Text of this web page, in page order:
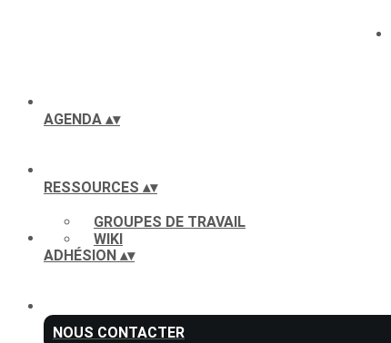
AGENDA ▴▾
RESSOURCES ▴▾
GROUPES DE TRAVAIL
WIKI
ADHÉSION ▴▾
NOUS CONTACTER